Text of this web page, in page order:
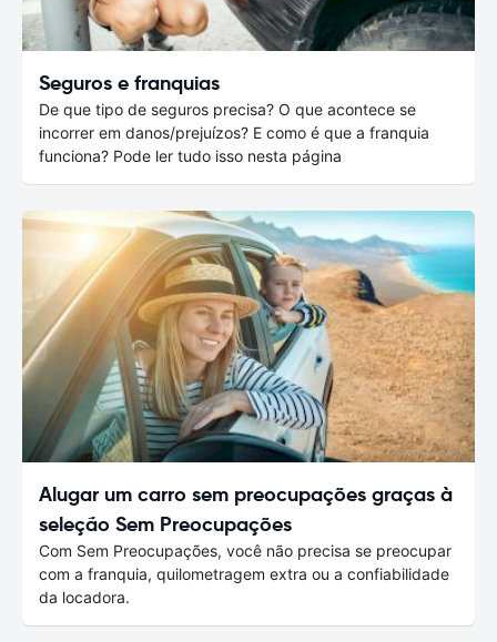
Seguros e franquias
De que tipo de seguros precisa? O que acontece se
incorrer em danos/prejuízos? E como é que a franquia
funciona? Pode ler tudo isso nesta página
Alugar um carro sem preocupações graças à
seleção Sem Preocupações
Com Sem Preocupações, você não precisa se preocupar
com a franquia, quilometragem extra ou a confiabilidade
da locadora.